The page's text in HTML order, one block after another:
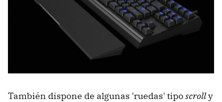
También dispone de algunas 'ruedas' tiposcrolly